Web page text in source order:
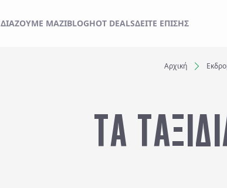
ΤΑΞΙΔΙ ΣΑΣ ΑΠΟ ΕΔΩ
ΜΑΖΊBLOGHOT DEALSΔΕΊΤΕ ΕΠΊΣΗΣ
Αρχική
ΤΑ